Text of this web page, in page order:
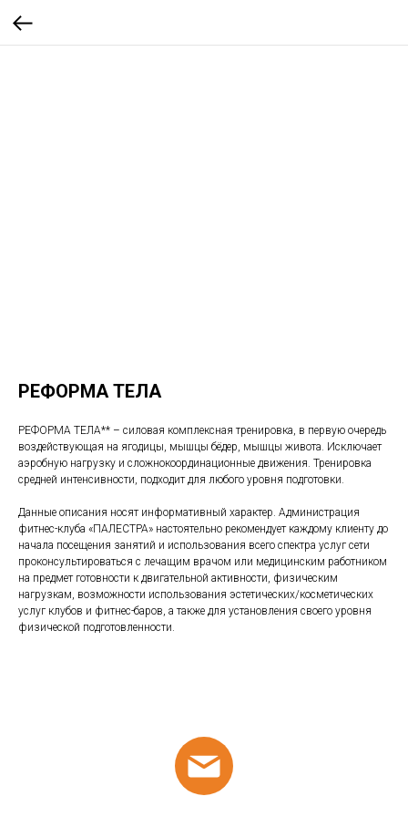
РЕФОРМА ТЕЛА
РЕФОРМА ТЕЛА** – силовая комплексная тренировка, в первую очередь
воздействующая на ягодицы, мышцы бёдер, мышцы живота. Исключает
аэробную нагрузку и сложнокоординационные движения. Тренировка
средней интенсивности, подходит для любого уровня подготовки.
Данные описания носят информативный характер. Администрация
фитнес-клуба «ПАЛЕСТРА» настоятельно рекомендует каждому клиенту до
начала посещения занятий и использования всего спектра услуг сети
проконсультироваться с лечащим врачом или медицинским работником
на предмет готовности к двигательной активности, физическим
нагрузкам, возможности использования эстетических/косметических
услуг клубов и фитнес-баров, а также для установления своего уровня
физической подготовленности.